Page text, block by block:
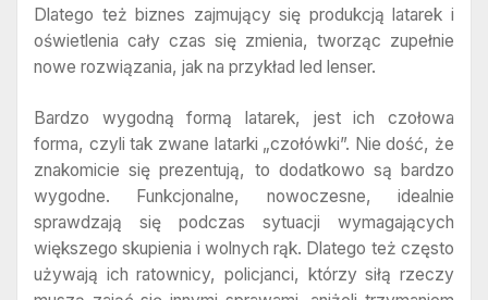
Dlatego też biznes zajmujący się produkcją latarek i
oświetlenia cały czas się zmienia, tworząc zupełnie
nowe rozwiązania, jak na przykład led lenser.
Bardzo wygodną formą latarek, jest ich czołowa
forma, czyli tak zwane latarki „czołówki”. Nie dość, że
znakomicie się prezentują, to dodatkowo są bardzo
wygodne. Funkcjonalne, nowoczesne, idealnie
sprawdzają się podczas sytuacji wymagających
większego skupienia i wolnych rąk. Dlatego też często
używają ich ratownicy, policjanci, którzy siłą rzeczy